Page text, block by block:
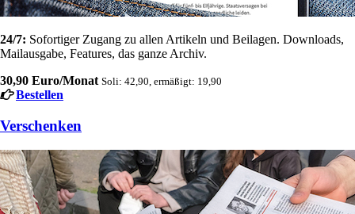
24/7: Sofortiger Zugang zu allen Artikeln und Beilagen. Downloads,
Mailausgabe, Features, das ganze Archiv.
30,90 Euro/Monat Soli: 42,90, ermäßigt: 19,90
Bestellen
Verschenken